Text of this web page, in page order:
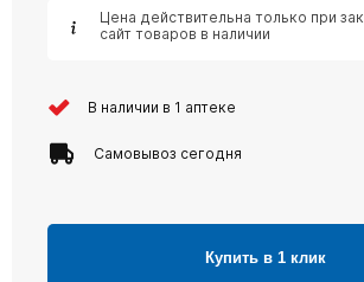
Цена действительна только при
сайт товаров в наличии
В наличии в 1 аптеке
Самовывоз сегодня
Купить в 1 клик